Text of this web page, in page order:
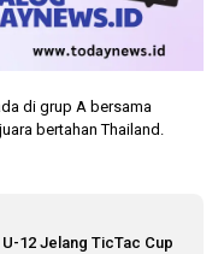
di grup A bersama
bertahan Thailand.
12 Jelang TicTac Cup